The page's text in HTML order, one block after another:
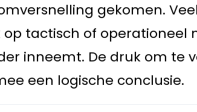
gekomen.
tactisch of operationeel
inneemt. De druk om te
een logische conclusie.